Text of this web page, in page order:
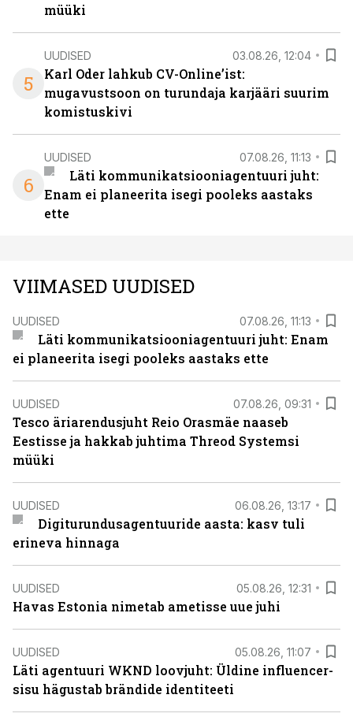
müüki
5
UUDISED 03.08.26, 12:04
Karl Oder lahkub CV-Online’ist:
mugavustsoon on turundaja karjääri suurim
komistuskivi
6
UUDISED 07.08.26, 11:13
Läti kommunikatsiooniagentuuri juht:
Enam ei planeerita isegi pooleks aastaks
ette
VIIMASED UUDISED
UUDISED 07.08.26, 11:13
Läti kommunikatsiooniagentuuri juht: Enam
ei planeerita isegi pooleks aastaks ette
UUDISED 07.08.26, 09:31
Tesco äriarendusjuht Reio Orasmäe naaseb
Eestisse ja hakkab juhtima Threod Systemsi
müüki
UUDISED 06.08.26, 13:17
Digiturundusagentuuride aasta: kasv tuli
erineva hinnaga
UUDISED 05.08.26, 12:31
Havas Estonia nimetab ametisse uue juhi
UUDISED 05.08.26, 11:07
Läti agentuuri WKND loovjuht: Üldine influencer-
sisu hägustab brändide identiteeti